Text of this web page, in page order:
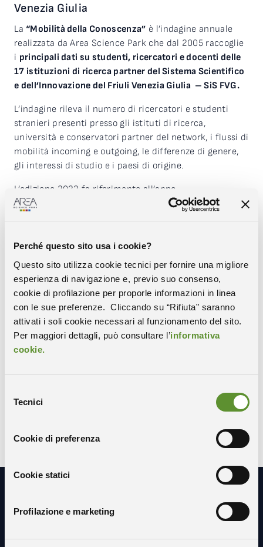
Perché questo sito usa i cookie?
Questo sito utilizza cookie tecnici per fornire una migliore
esperienza di navigazione e, previo suo consenso,
cookie di profilazione per proporle informazioni in linea
con le sue preferenze. Cliccando su “Rifiuta” saranno
attivati i soli cookie necessari al funzionamento del sito.
Per maggiori dettagli, può consultare l’informativa
cookie.
delTecnici
Cookie di preferenza
Cookie statici
Profilazione e marketing
Venezia Giulia
La “Mobilità della Conoscenza” è l’indagine annuale
realizzata da Area Science Park che dal 2005 raccoglie
i principali dati su studenti, ricercatori e docenti delle
17 istituzioni di ricerca partner del Sistema Scientifico
e dell’Innovazione del Friuli Venezia Giulia – SiS FVG.
L’indagine rileva il numero di ricercatori e studenti
stranieri presenti presso gli istituti di ricerca,
università e conservatori partner del network, i flussi di
mobilità incoming e outgoing, le differenze di genere,
gli interessi di studio e i paesi di origine.
L’edizione 2023 fa riferimento all’anno
accademico 2021/2022 per gli studenti e
A distanza di due anni dall’inizio della pandemia si
in particolare per quanto riguarda la mobilità incoming
sia degli studenti che dei ricercatori e docenti, così
come è ripresa la mobilità outgoing degli studenti
iscritti presso le Università e i Conservatori della
regione.
L’indagine è stata realizzata da Anna Comini, Ufficio
Per maggiori informazioni:sisfvg@areasciencepark.it
Resta in contatto con noi